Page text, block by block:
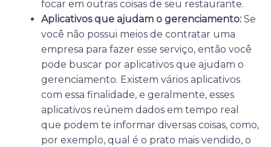
focar em outras coisas de seu restaurante.
Aplicativos que ajudam o gerenciamento: Se
você não possui meios de contratar uma
empresa para fazer esse serviço, então você
pode buscar por aplicativos que ajudam o
gerenciamento. Existem vários aplicativos
com essa finalidade, e geralmente, esses
aplicativos reúnem dados em tempo real
que podem te informar diversas coisas, como,
por exemplo, qual é o prato mais vendido, o